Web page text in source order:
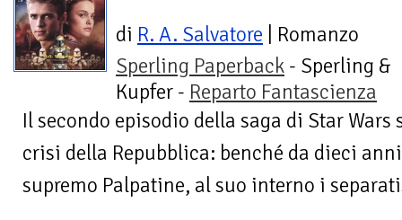
di R. A. Salvatore | Romanzo
Sperling Paperback - Sperling &
Kupfer - Reparto Fantascienza
Il secondo episodio della saga di Star
crisi della Repubblica: benché da dieci
supremo Palpatine, al suo interno i